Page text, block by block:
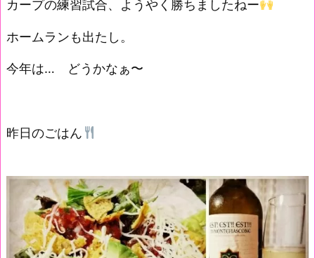
カープの練習試合、ようやく勝ちましたねー
ホームランも出たし。
今年は… どうかなぁ〜
昨日のごはん